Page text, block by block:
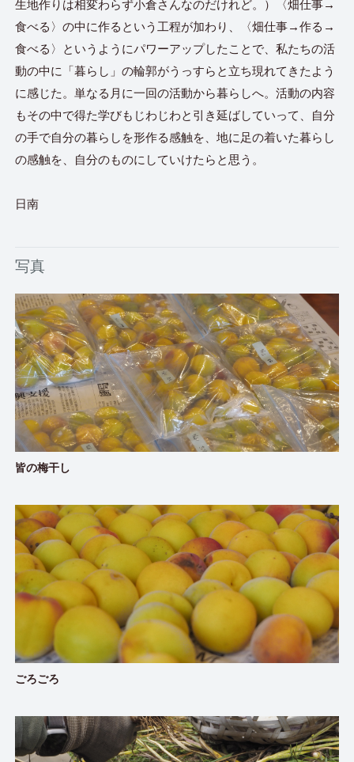
生地作りは相変わらず小倉さんなのだけれど。）〈畑仕事→
食べる〉の中に作るという工程が加わり、〈畑仕事→作る→
食べる〉というようにパワーアップしたことで、私たちの活
動の中に「暮らし」の輪郭がうっすらと立ち現れてきたよう
に感じた。単なる月に一回の活動から暮らしへ。活動の内容
もその中で得た学びもじわじわと引き延ばしていって、自分
の手で自分の暮らしを形作る感触を、地に足の着いた暮らし
の感触を、自分のものにしていけたらと思う。
日南
写真
皆の梅干し
ごろごろ